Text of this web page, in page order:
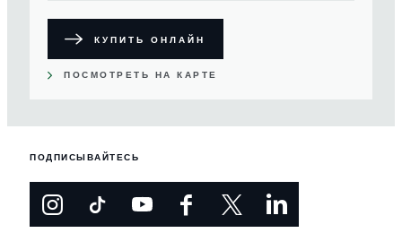
КУПИТЬ ОНЛАЙН
ПОСМОТРЕТЬ НА КАРТЕ
ПОДПИСЫВАЙТЕСЬ